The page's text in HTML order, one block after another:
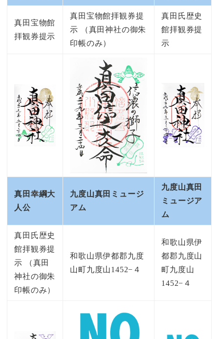
真田宝物館
拝観券提示
真田宝物館拝観券提
示 （真田神社の御朱
印帳のみ）
真田氏歴史
館拝観券提
示
真田幸綱大
人公
九度山真田ミュージ
アム
九度山真田
ミュージア
ム
真田氏歴史
館拝観券提
示 （真田
神社の御朱
印帳のみ）
和歌山県伊都郡九度
山町九度山1452−４
和歌山県伊
都郡九度山
町九度山
1452−４